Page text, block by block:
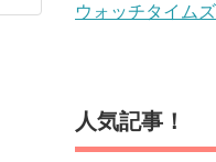
ウォッチタイムズ
人気記事！